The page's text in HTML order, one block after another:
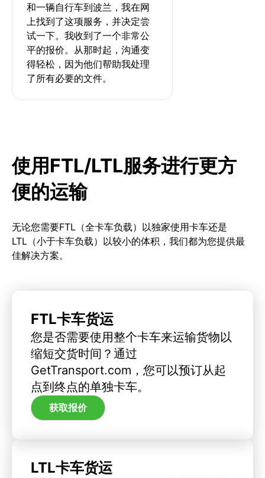
和一辆自行车到波兰，我在网
上找到了这项服务，并决定尝
试一下。我收到了一个非常公
平的报价。从那时起，沟通变
得轻松，因为他们帮助我处理
了所有必要的文件。
使用FTL/LTL服务进行更方
便的运输
无论您需要FTL（全卡车负载）以独家使用卡车还是
LTL（小于卡车负载）以较小的体积，我们都为您提供最
佳解决方案。
FTL卡车货运
您是否需要使用整个卡车来运输货物以
缩短交货时间？通过
GetTransport.com，您可以预订从起
点到终点的单独卡车。
获取报价
LTL卡车货运